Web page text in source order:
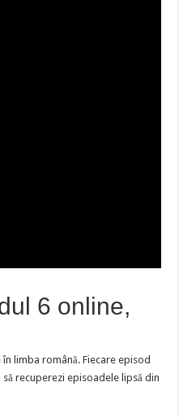
6 online,
limba română. Fiecare episod
recuperezi episoadele lipsă din